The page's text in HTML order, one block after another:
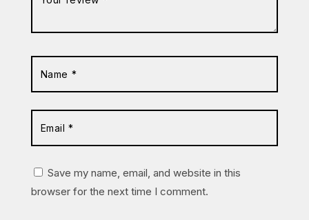
Save my name, email, and website in this
browser for the next time I comment.